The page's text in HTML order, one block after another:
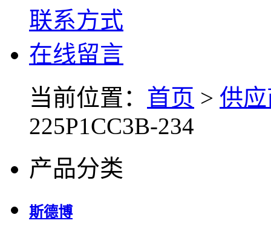
联系方式
在线留言
当前位置： 首页 > 供
225P1CC3B-234
产品分类
斯德博